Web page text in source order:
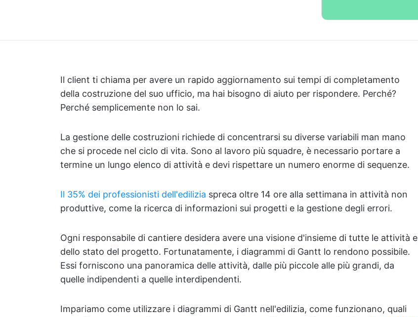
Il client ti chiama per avere un rapido aggiornamento sui tempi di completamento
della costruzione del suo ufficio, ma hai bisogno di aiuto per rispondere. Perché?
Perché semplicemente non lo sai.
La gestione delle costruzioni richiede di concentrarsi su diverse variabili man mano
che si procede nel ciclo di vita. Sono al lavoro più squadre, è necessario portare a
termine un lungo elenco di attività e devi rispettare un numero enorme di sequenze.
Il 35% dei professionisti dell'edilizia spreca oltre 14 ore alla settimana in attività non
produttive, come la ricerca di informazioni sui progetti e la gestione degli errori.
Ogni responsabile di cantiere desidera avere una visione d'insieme di tutte le attività e
dello stato del progetto. Fortunatamente, i diagrammi di Gantt lo rendono possibile.
Essi forniscono una panoramica delle attività, dalle più piccole alle più grandi, da
quelle indipendenti a quelle interdipendenti.
Impariamo come utilizzare i diagrammi di Gantt nell'edilizia, come funzionano, quali